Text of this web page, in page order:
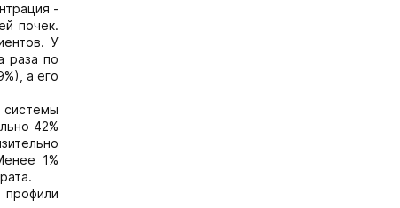
-
почек.
У
раза по
а его
42%
1%